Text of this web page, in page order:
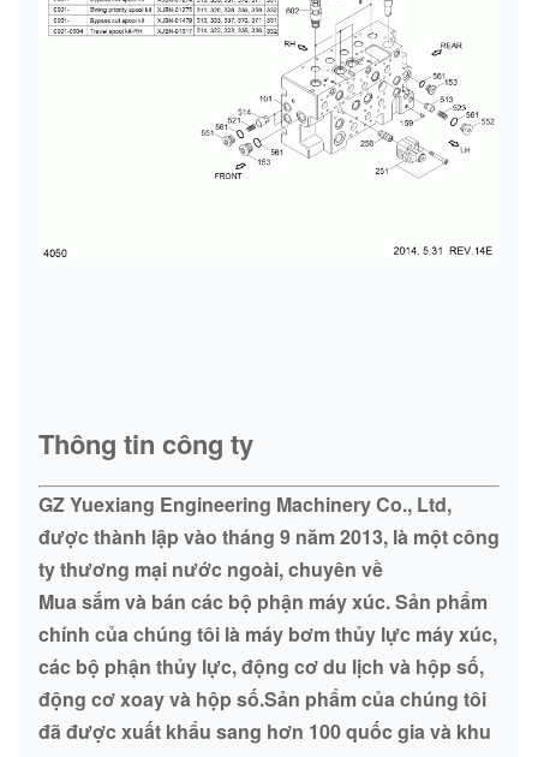
Thông tin công ty
GZ Yuexiang Engineering Machinery Co., Ltd,
được thành lập vào tháng 9 năm 2013, là một công
ty thương mại nước ngoài, chuyên về
Mua sắm và bán các bộ phận máy xúc. Sản phẩm
chính của chúng tôi là máy bơm thủy lực máy xúc,
các bộ phận thủy lực, động cơ du lịch và hộp số,
động cơ xoay và hộp số.Sản phẩm của chúng tôi
đã được xuất khẩu sang hơn 100 quốc gia và khu